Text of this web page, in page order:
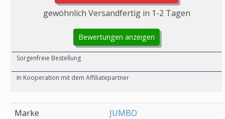
gewöhnlich Versandfertig in 1-2 Tagen
Bewertungen anzeigen
Sorgenfreie Bestellung
In Kooperation mit dem Affiliatepartner
Marke
JUMBO